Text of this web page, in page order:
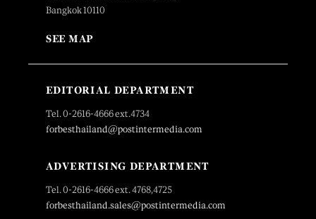
Bangkok 10110
SEE MAP
EDITORIAL DEPARTMENT
Tel. 0-2616-4666 ext.4734
forbesthailand@postintermedia.com
ADVERTISING DEPARTMENT
Tel. 0-2616-4666 ext. 4768,4725
forbesthailand.sales@postintermedia.com